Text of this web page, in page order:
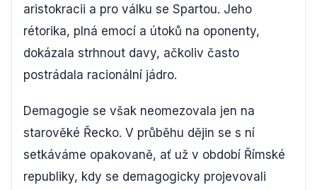
aristokracii a pro válku se Spartou. Jeho
rétorika, plná emocí a útoků na oponenty,
dokázala strhnout davy, ačkoliv často
postrádala racionální jádro.
Demagogie se však neomezovala jen na
starověké Řecko. V průběhu dějin se s ní
setkáváme opakovaně, ať už v období Římské
republiky, kdy se demagogicky projevovali